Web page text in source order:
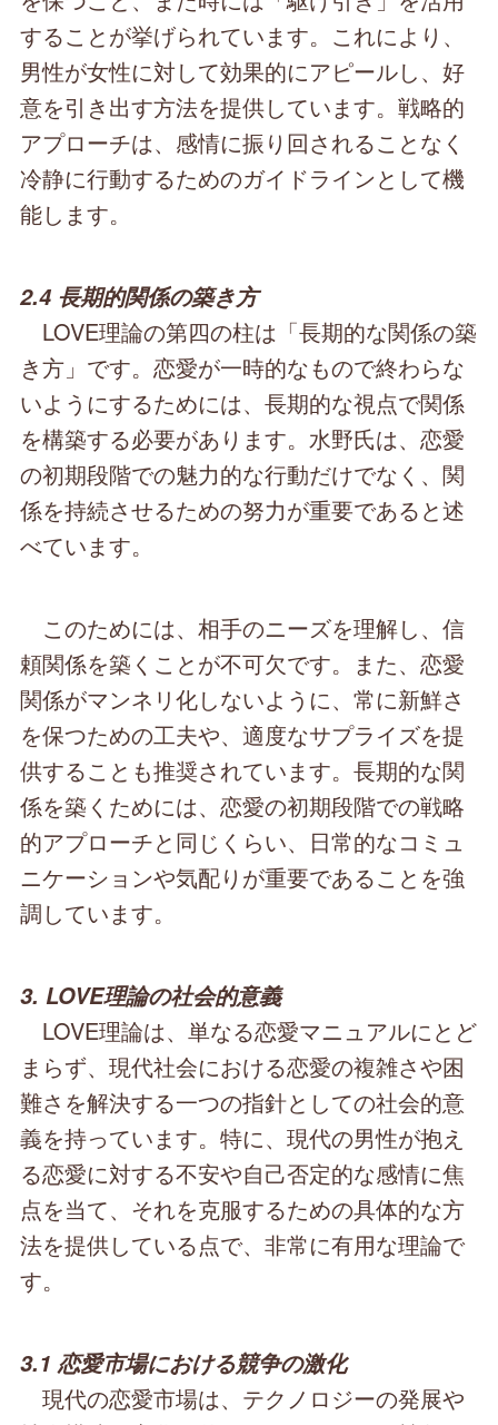
することが挙げられています。これにより、
男性が女性に対して効果的にアピールし、好
意を引き出す方法を提供しています。戦略的
アプローチは、感情に振り回されることなく
冷静に行動するためのガイドラインとして機
能します。
2.4 長期的関係の築き方
LOVE理論の第四の柱は「長期的な関係の築
き方」です。恋愛が一時的なもので終わらな
いようにするためには、長期的な視点で関係
を構築する必要があります。水野氏は、恋愛
の初期段階での魅力的な行動だけでなく、関
係を持続させるための努力が重要であると述
べています。
このためには、相手のニーズを理解し、信
頼関係を築くことが不可欠です。また、恋愛
関係がマンネリ化しないように、常に新鮮さ
を保つための工夫や、適度なサプライズを提
供することも推奨されています。長期的な関
係を築くためには、恋愛の初期段階での戦略
的アプローチと同じくらい、日常的なコミュ
ニケーションや気配りが重要であることを強
調しています。
3. LOVE理論の社会的意義
LOVE理論は、単なる恋愛マニュアルにとど
まらず、現代社会における恋愛の複雑さや困
難さを解決する一つの指針としての社会的意
義を持っています。特に、現代の男性が抱え
る恋愛に対する不安や自己否定的な感情に焦
点を当て、それを克服するための具体的な方
法を提供している点で、非常に有用な理論で
す。
3.1 恋愛市場における競争の激化
現代の恋愛市場は、テクノロジーの発展や